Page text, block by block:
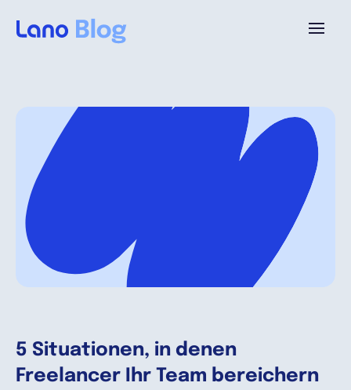
5 Situationen, in denen
Freelancer Ihr Team bereichern
Warum Lano?
Preise
Ressourcen
Deutsch